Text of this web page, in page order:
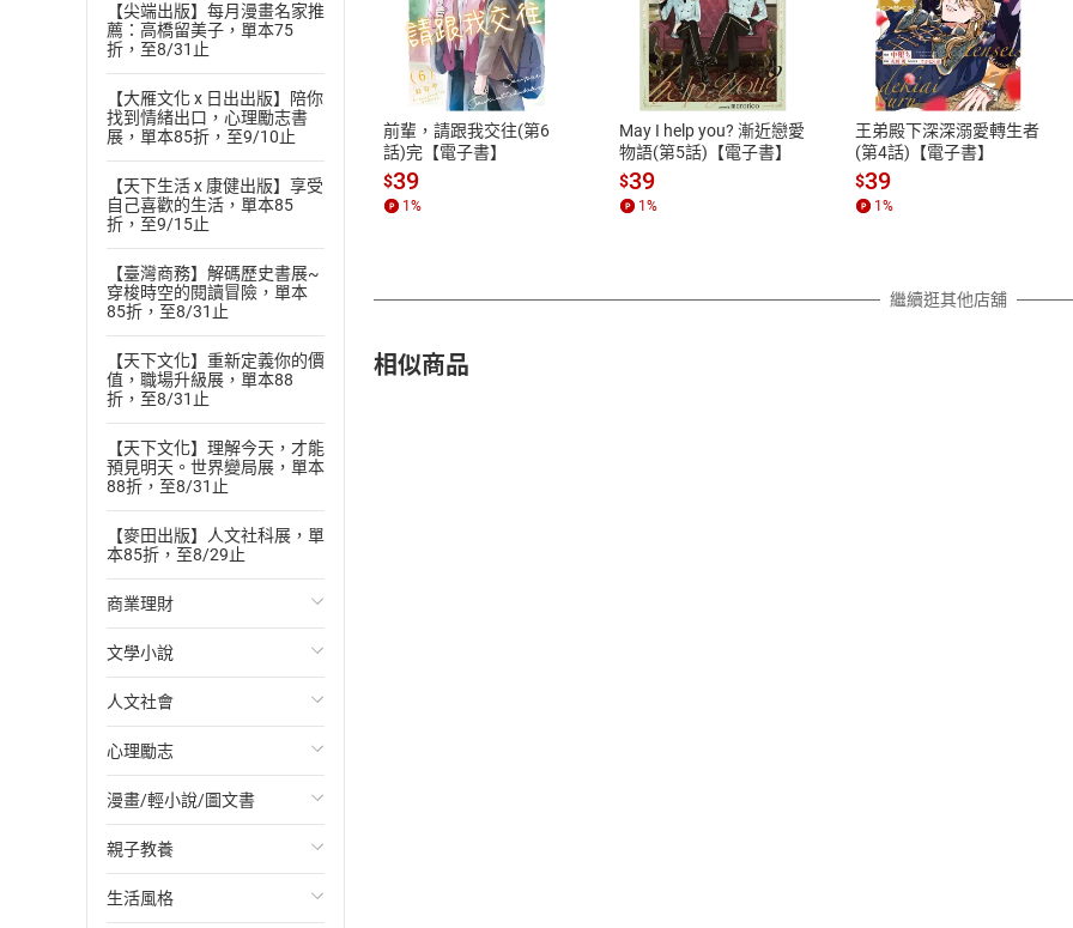
【尖端出版】每月漫畫名家推
薦：高橋留美子，單本75
折，至8/31止
【大雁文化 x 日出出版】陪你
找到情緒出口，心理勵志書
展，單本85折，至9/10止
【天下生活 x 康健出版】享受
自己喜歡的生活，單本85
折，至9/15止
【臺灣商務】解碼歷史書展~
穿梭時空的閱讀冒險，單本
85折，至8/31止
【天下文化】重新定義你的價
值，職場升級展，單本88
折，至8/31止
【天下文化】理解今天，才能
預見明天。世界變局展，單本
88折，至8/31止
【麥田出版】人文社科展，單
本85折，至8/29止
商業理財
投資理財
經濟/趨勢
財務/金融
管理/領導
職場工作術
成功法
文學小說
歐美文學
日本文學
韓國文學
華文文學
經典文學
人文社會
國際關係
政治
社會科學
台灣/中國歷史
心理勵志
心靈成長/情緒
人際關係
兩性關係
漫畫/輕小說/圖文書
輕小說
奇幻/科幻
親子教養
教育現場
生活風格
付款方式
ATM轉帳、信用卡、LINE PAY、AFTEE
退換貨規範
本店是否提供消費者保護法七日猶
之權利，遽消費者保護法及通訊交
除權合理例外情事適用準則，依商
質各有不同規定。詳細退換貨說明
照各商品說明。
前輩，請跟我交往(第6
話)完【電子書】
$39
1%
May I help you? 漸近戀愛
物語(第5話)【電子書】
$39
1%
王弟殿下深深溺愛轉生者
(第4話)【電子書】
$39
1%
繼續逛其他店舖
相似商品